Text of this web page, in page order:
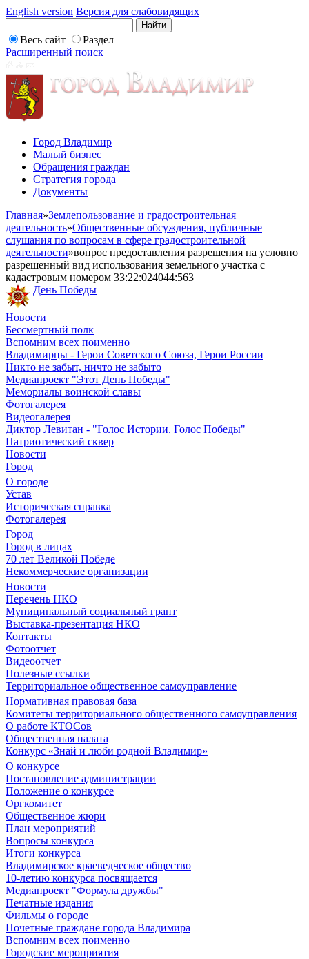
English version Версия для слабовидящих
Весь сайт
Раздел
Расширенный поиск
Город Владимир
Малый бизнес
Обращения граждан
Стратегия города
Документы
Главная»Землепользование и градостроительная
деятельность»Общественные обсуждения, публичные
слушания по вопросам в сфере градостроительной
деятельности»вопрос предоставления разрешения на условно
разрешенный вид использования земельного участка с
кадастровым номером 33:22:024044:563
День Победы
Новости
Бессмертный полк
Вспомним всех поименно
Владимирцы - Герои Советского Союза, Герои России
Никто не забыт, ничто не забыто
Медиапроект "Этот День Победы"
Мемориалы воинской славы
Фотогалерея
Видеогалерея
Диктор Левитан - "Голос Истории. Голос Победы"
Патриотический сквер
Новости
Город
О городе
Устав
Историческая справка
Фотогалерея
Город
Город в лицах
70 лет Великой Победе
Некоммерческие организации
Новости
Перечень НКО
Муниципальный социальный грант
Выставка-презентация НКО
Контакты
Фотоотчет
Видеоотчет
Полезные ссылки
Территориальное общественное самоуправление
Нормативная правовая база
Комитеты территориального общественного самоуправления
О работе КТОСов
Общественная палата
Конкурс «Знай и люби родной Владимир»
О конкурсе
Постановление администрации
Положение о конкурсе
Оргкомитет
Общественное жюри
План мероприятий
Вопросы конкурса
Итоги конкурса
Владимирское краеведческое общество
10-летию конкурса посвящается
Медиапроект "Формула дружбы"
Печатные издания
Фильмы о городе
Почетные граждане города Владимира
Вспомним всех поименно
Городские мероприятия